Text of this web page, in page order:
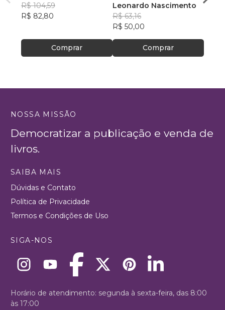
R$ 104,59
R$ 82,80
Comprar
Descobertas
Leonardo Nascimento
R$ 63,16
R$ 50,00
Comprar
NOSSA MISSÃO
Democratizar a publicação e venda de
livros.
SAIBA MAIS
Dúvidas e Contato
Política de Privacidade
Termos e Condições de Uso
SIGA-NOS
Horário de atendimento: segunda à sexta-feira, das 8:00
às 17:00